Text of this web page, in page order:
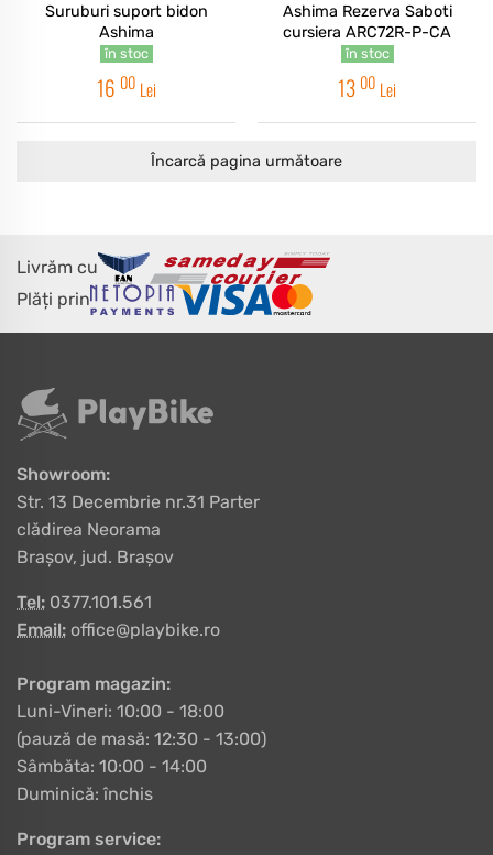
Suruburi suport bidon
Ashima
în stoc
16 00 Lei
Ashima Rezerva Saboti
cursiera ARC72R-P-CA
în stoc
13 00 Lei
Încarcă pagina următoare
Livrăm cu
Plăți prin
Showroom:
Str. 13 Decembrie nr.31 Parter
clădirea Neorama
Brașov, jud. Brașov
Tel: 0377.101.561
Email: office@playbike.ro
Program magazin:
Luni-Vineri: 10:00 - 18:00
(pauză de masă: 12:30 - 13:00)
Sâmbăta: 10:00 - 14:00
Duminică: închis
Program service: